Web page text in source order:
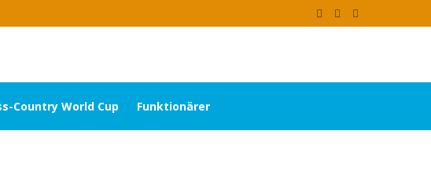
Country World Cup Funktionärer